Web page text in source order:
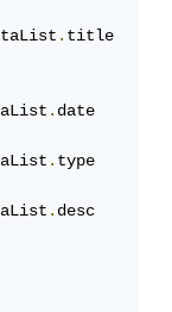
.title
.date
.type
.desc